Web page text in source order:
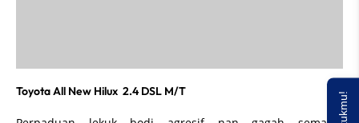
Toyota All New Hilux 2.4 DSL M/T